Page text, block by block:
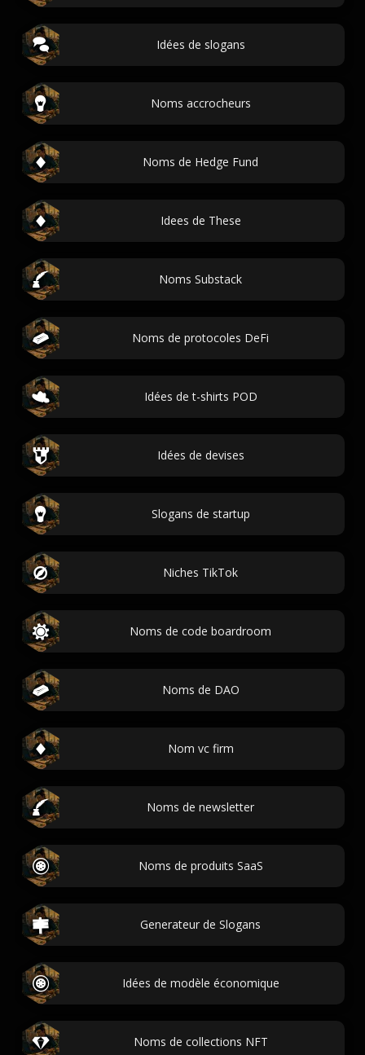
Idées de slogans
Noms accrocheurs
Noms de Hedge Fund
Idees de These
Noms Substack
Noms de protocoles DeFi
Idées de t-shirts POD
Idées de devises
Slogans de startup
Niches TikTok
Noms de code boardroom
Noms de DAO
Nom vc firm
Noms de newsletter
Noms de produits SaaS
Generateur de Slogans
Idées de modèle économique
Noms de collections NFT